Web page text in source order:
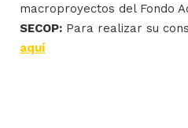
macroproyectos del Fondo
SECOP: Para realizar su
aquí